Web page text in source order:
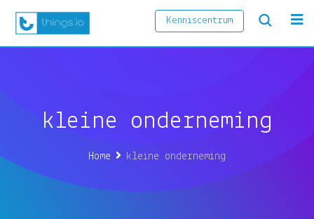
Kenniscentrum
kleine onderneming
Home kleine onderneming